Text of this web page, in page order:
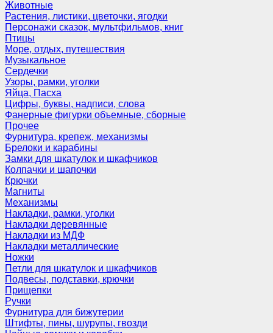
Животные
Растения, листики, цветочки, ягодки
Персонажи сказок, мультфильмов, книг
Птицы
Море, отдых, путешествия
Музыкальное
Сердечки
Узоры, рамки, уголки
Яйца, Пасха
Цифры, буквы, надписи, слова
Фанерные фигурки объемные, сборные
Прочее
Фурнитура, крепеж, механизмы
Брелоки и карабины
Замки для шкатулок и шкафчиков
Колпачки и шапочки
Крючки
Магниты
Механизмы
Накладки, рамки, уголки
Накладки деревянные
Накладки из МДФ
Накладки металлические
Ножки
Петли для шкатулок и шкафчиков
Подвесы, подставки, крючки
Прищепки
Ручки
Фурнитура для бижутерии
Штифты, пины, шурупы, гвозди